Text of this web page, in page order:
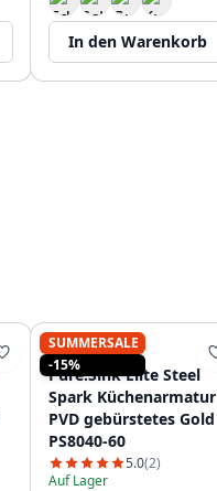
In den Warenkorb
SUMMERSALE
-15%
PURE.SINK
Pure.Sink Elite Steel
Spark Küchenarmatur
PVD gebürstetes Gold
PS8040-60
5.0(2)
Auf Lager